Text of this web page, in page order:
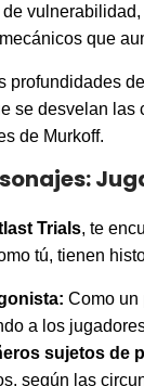
que
profundidades
se desvelan las
de Murkoff.
Trials, te
tú, tienen
Como un
a los
sujetos de
según las